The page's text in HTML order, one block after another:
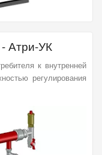
Атри-УК
к внутренней
регулирования